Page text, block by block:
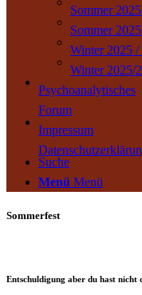
Sommer
Sommer
Winter 2025
Winter 2025/
Psychoanalytisches
Forum
Impressum
Suche
Menü Menü
Sommerfest
Entschuldigung aber du hast nicht